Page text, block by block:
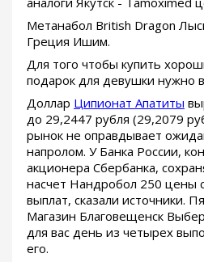
Метанабол British Dragon
Греция Ишим.
Для того чтобы купить
подарок для девушки нужно
Доллар Ципионат Апатиты
до 29,2447 рубля (29,2079
рынок не оправдывает
напролом. У Банка России,
акционера Сбербанка,
насчет Нандробол 250 цены
выплат, сказали источники.
Магазин Благовещенск
для вас день из четырех
его.